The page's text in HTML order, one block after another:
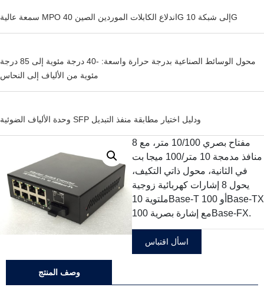
سمعة عالية MPO اندلاع الكابلات الموردين الصين 40G إلى شبكة 10G
محول الوسائط الصناعية بدرجة حرارة واسعة: -40 درجة مئوية إلى 85 درجة
مئوية من الألياف إلى النحاس
وحدة الألياف الضوئية SFP ودليل اختيار مطابقة منفذ التبديل
مفتاح بصري 10/100 متر، مع 8
منافذ مدمجة 10 متر/100 ميجا بت
في الثانية، محول ذاتي التكيف،
يحول 8 إشارات كهربائية زوجية
ملتوية 10Base-T أو 100Base-TX
مع إشارة بصرية 100Base-FX.
اسأل اقتباس
وصف المنتج